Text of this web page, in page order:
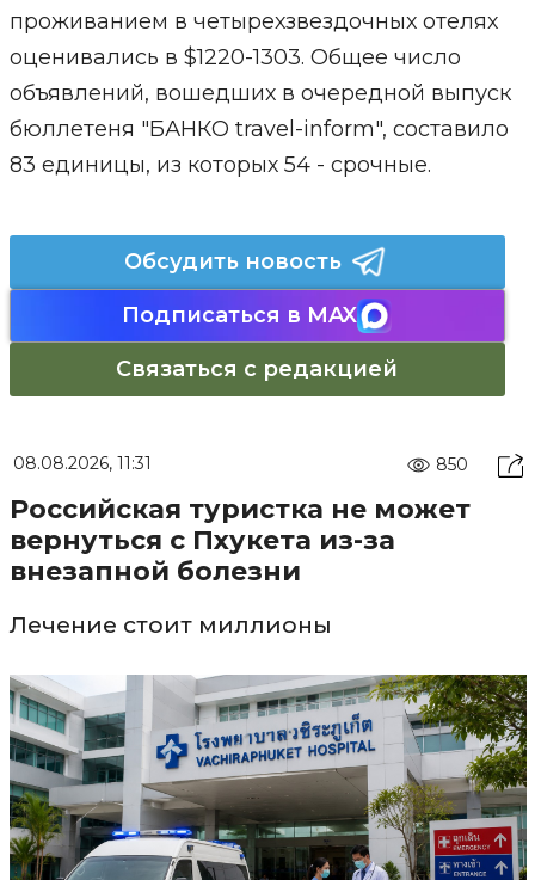
проживанием в четырехзвездочных отелях
оценивались в $1220-1303. Общее число
объявлений, вошедших в очередной выпуск
бюллетеня "БАНКО travel-inform", составило
83 единицы, из которых 54 - срочные.
Обсудить новость
Подписаться в MAX
Связаться с редакцией
08.08.2026, 11:31 850
Российская туристка не может
вернуться с Пхукета из-за
внезапной болезни
Лечение стоит миллионы